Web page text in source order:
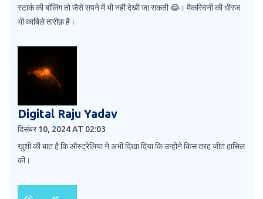
स्टार्क की बॉलिंग तो जैसे सपने में भी नहीं देखी जा सकती 😂। मैकस्विनी की धीरज
भी काबिले तारीफ़ है।
Digital Raju Yadav
दिसंबर 10, 2024 AT 02:03
खुशी की बात है कि ऑस्ट्रेलिया ने अभी दिखा दिया कि उन्होंने किस तरह जीत हासिल
की।